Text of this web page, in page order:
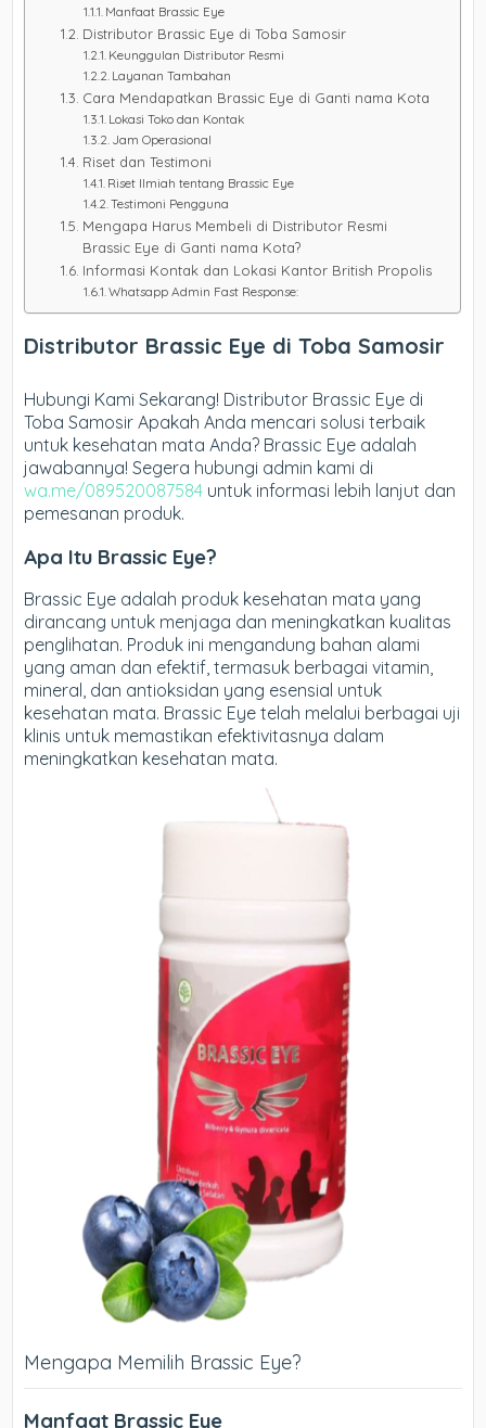
Manfaat Brassic Eye
Distributor Brassic Eye di Toba Samosir
Keunggulan Distributor Resmi
Layanan Tambahan
Cara Mendapatkan Brassic Eye di Ganti nama Kota
Lokasi Toko dan Kontak
Jam Operasional
Riset dan Testimoni
Riset Ilmiah tentang Brassic Eye
Testimoni Pengguna
Mengapa Harus Membeli di Distributor Resmi
Brassic Eye di Ganti nama Kota?
Informasi Kontak dan Lokasi Kantor British Propolis
Whatsapp Admin Fast Response:
Distributor Brassic Eye di Toba Samosir
Hubungi Kami Sekarang! Distributor Brassic Eye di
Toba Samosir Apakah Anda mencari solusi terbaik
untuk kesehatan mata Anda? Brassic Eye adalah
jawabannya! Segera hubungi admin kami di
wa.me/089520087584 untuk informasi lebih lanjut dan
pemesanan produk.
Apa Itu Brassic Eye?
Brassic Eye adalah produk kesehatan mata yang
dirancang untuk menjaga dan meningkatkan kualitas
penglihatan. Produk ini mengandung bahan alami
yang aman dan efektif, termasuk berbagai vitamin,
mineral, dan antioksidan yang esensial untuk
kesehatan mata. Brassic Eye telah melalui berbagai uji
klinis untuk memastikan efektivitasnya dalam
meningkatkan kesehatan mata.
Mengapa Memilih Brassic Eye?
Manfaat Brassic Eye